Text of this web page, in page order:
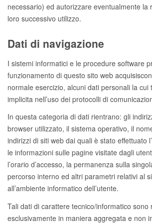
necessario) ed autorizzare eventualmente la
loro successivo utilizzo.
Dati di navigazione
I sistemi informatici e le procedure software
funzionamento di questo sito web
normale esercizio, alcuni dati personali la cui
implicita nell’uso dei protocolli di
In questa categoria di dati rientrano: gli
browser utilizzato, il sistema operativo, il
indirizzi di siti web dai quali è stato effettuato
le informazioni sulle pagine visitate dagli
l’orario d’accesso, la permanenza sulla
percorso interno ed altri parametri relativi al
all’ambiente informatico dell’utente.
Tali dati di carattere tecnico/informatico sono
esclusivamente in maniera aggregata e non